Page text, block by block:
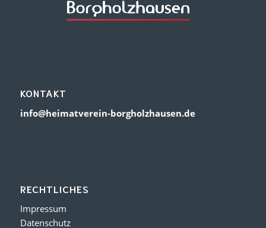
KONTAKT
info@heimatverein-borgholzhausen.de
RECHTLICHES
Impressum
Datenschutz